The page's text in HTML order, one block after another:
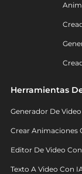
Herramientas
Generador De
Crear Animaciones
Editor De Video
Texto A Video Con